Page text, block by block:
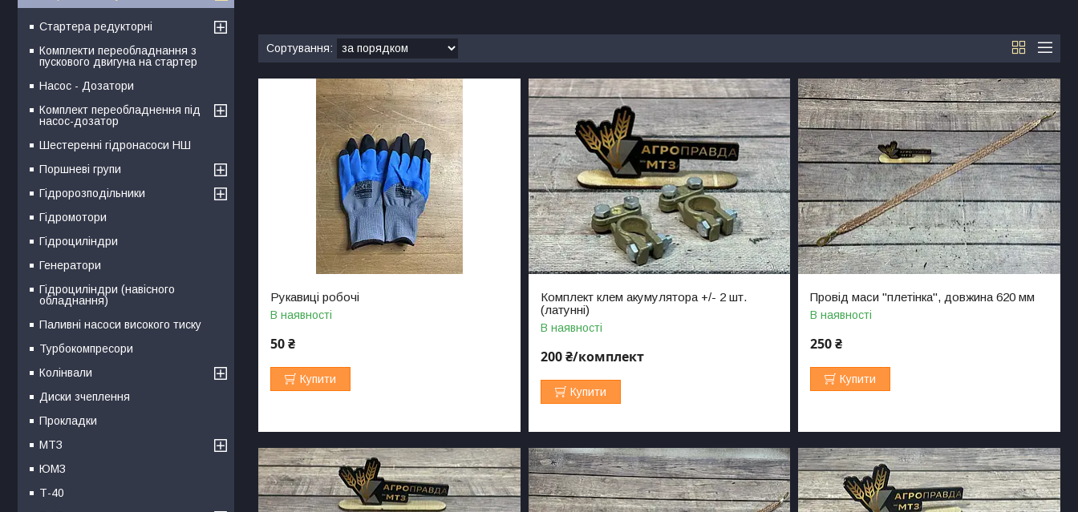
Рукавиці робочі
В наявності
50 ₴
Купити
Комплект клем акумулятора +/- 2 шт.
(латунні)
В наявності
200 ₴/комплект
Купити
Провід маси "плетінка", довжина 620 мм
В наявності
250 ₴
Купити
Стартера редукторні
Комплекти переобладнання з
пускового двигуна на стартер
Насос - Дозатори
Комплект переобладнення під
насос-дозатор
Шестеренні гідронасоси НШ
Поршневі групи
Гідророзподільники
Гідромотори
Гідроциліндри
Генератори
Гідроциліндри (навісного
обладнання)
Паливні насоси високого тиску
Турбокомпресори
Колінвали
Диски зчеплення
Прокладки
МТЗ
ЮМЗ
Т-40